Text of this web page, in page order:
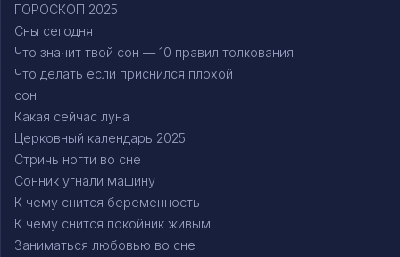
ГОРОСКОП 2025
Сны сегодня
Что значит твой сон — 10 правил толкования
Что делать если приснился плохой
сон
Какая сейчас луна
Церковный календарь 2025
Стричь ногти во сне
Сонник угнали машину
К чему снится беременность
К чему снится покойник живым
Заниматься любовью во сне